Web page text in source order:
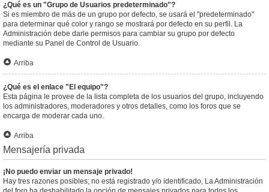
¿Qué es un "Grupo de Usuarios predeterminado"?
Si es miembro de más de un grupo por defecto, se usará el "predeterminado"
para determinar qué color y rango se mostrará por defecto en su perfil. La
Administración debe darle permisos para cambiar su grupo por defecto
mediante su Panel de Control de Usuario.
Arriba
¿Qué es el enlace "El equipo"?
Esta página le provee de la lista completa de los usuarios del grupo, incluyendo
los administradores, moderadores y otros detalles, como los foros que se
encarga de moderar cada uno.
Arriba
Mensajería privada
¡No puedo enviar un mensaje privado!
Hay tres razones posibles; no está registrado y/o identificado, La Administración